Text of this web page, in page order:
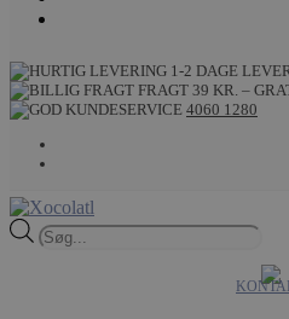
FRAGT 39 KR. –
4060 1280
Products
search